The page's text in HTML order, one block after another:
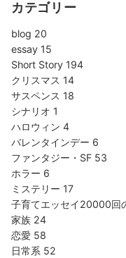
カテゴリー
blog 20
essay 15
Short Story 194
クリスマス 14
サスペンス 18
シナリオ 1
ハロウィン 4
バレンタインデー 6
ファンタジー・SF 53
ホラー 6
ミステリー 17
子育てエッセイ20000回
家族 24
恋愛 58
日常系 52